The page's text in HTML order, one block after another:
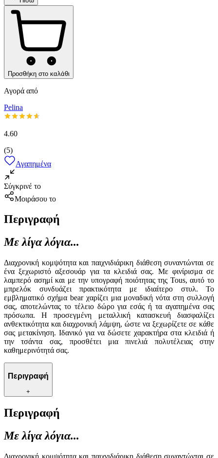
Προσθήκη στο καλάθι
Αγορά από
Pelina
4.60
(5)
Αγαπημένα
Σύγκρινέ το
Μοιράσου το
Περιγραφή
Με λίγα λόγια...
Διαχρονική κομψότητα και παιχνιδιάρικη διάθεση συναντώνται σε
ένα ξεχωριστό αξεσουάρ για τα κλειδιά σας. Με φινίρισμα σε
λαμπερό ασημί και με την υπογραφή ποιότητας της Tous, αυτό το
μπρελόκ συνδυάζει πρακτικότητα με ιδιαίτερο στυλ. Το
εμβληματικό σχήμα bear χαρίζει μια μοναδική νότα στη συλλογή
σας, αποτελώντας το τέλειο δώρο για εσάς ή τα αγαπημένα σας
πρόσωπα. Η προσεγμένη μεταλλική κατασκευή διασφαλίζει
ανθεκτικότητα και διαχρονική λάμψη, ώστε να ξεχωρίζετε σε κάθε
σας μετακίνηση. Ιδανικό για να δώσετε χαρακτήρα στα κλειδιά ή
την τσάντα σας, προσθέτει μια πινελιά πολυτέλειας στην
καθημερινότητά σας.
Περιγραφή
+
Περιγραφή
Με λίγα λόγια...